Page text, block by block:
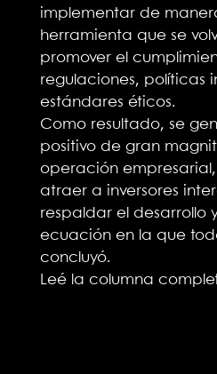
implementar de
herramienta que se
promover el
regulaciones, políticas
estándares éticos.
Como resultado, se
positivo de gran
operación
atraer a inversores
respaldar el desarrollo
ecuación en la que
concluyó.
Leé la columna